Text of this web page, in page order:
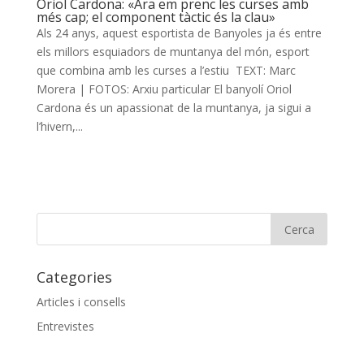
Oriol Cardona: «Ara em prenc les curses amb
més cap; el component tàctic és la clau»
Als 24 anys, aquest esportista de Banyoles ja és entre
els millors esquiadors de muntanya del món, esport
que combina amb les curses a l’estiu TEXT: Marc
Morera | FOTOS: Arxiu particular El banyolí Oriol
Cardona és un apassionat de la muntanya, ja sigui a
l’hivern,...
Categories
Articles i consells
Entrevistes